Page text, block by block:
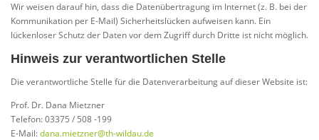
Wir weisen darauf hin, dass die Datenübertragung im Internet (z. B. bei der
Kommunikation per E-Mail) Sicherheitslücken aufweisen kann. Ein
lückenloser Schutz der Daten vor dem Zugriff durch Dritte ist nicht möglich.
Hinweis zur verantwortlichen Stelle
Die verantwortliche Stelle für die Datenverarbeitung auf dieser Website ist:
Prof. Dr. Dana Mietzner
Telefon: 03375 / 508 -199
E-Mail:dana.mietzner@th-wildau.de